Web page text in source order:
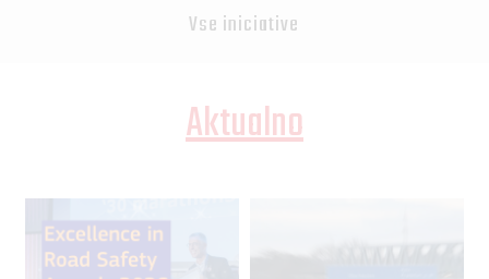
Vse iniciative
Aktualno